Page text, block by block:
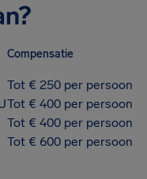
Compensatie
Tot € 250 per persoon
Tot € 400 per persoon
Tot € 400 per persoon
Tot € 600 per persoon